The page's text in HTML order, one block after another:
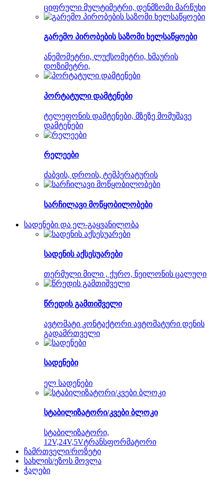
ციფრული მულტიმეტრი, დენმზომი მარწუხი
გარემო პირობების საზომი ხელსაწყოები
ანემომეტრი, ლუქსომეტრი, ხმაურის
დოზიმეტრი,
პორტატული დამტენები
ტელეფონის დამტენები, მზეზე მომუშავე
დამტენები
რელეები
ძაბვის, დროის, ტემპერატურის
სარჩილავი მოწყობილობები
სადენები და ელ-გაყვანილობა
სადენის აქსესუარები
თერმული მილი , ქურო, ნეილონის ცალუღი
წრედის გამთიშველი
ავტომატი კონტაქტორი ავტომატური დენის
გადამრთველი
სადენები
ელ სადენები
სტაბილიზატორი/კვები ბლოკი
სტაბილიზატორი,
12V,24V,5Vტრანსფორმატორი
ჩამრთველი/როზეტი
სახლის/ეზოს მოვლა
ჭაღები